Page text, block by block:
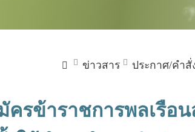
ข่าวสาร ประกาศ/คำสั่
ครข้าราชการพลเรือ